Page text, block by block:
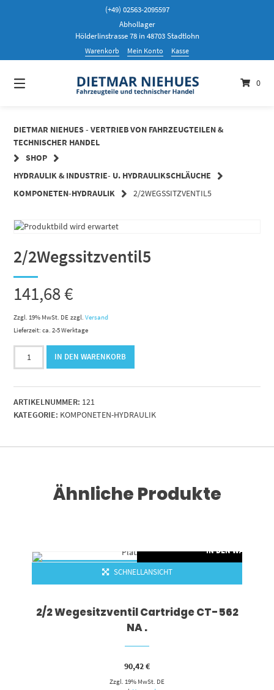
(+49) 02563-2095597
Abhollager
Hölderlinstrasse 78 in 48703 Stadtlohn
Warenkorb Mein Konto Kasse
0
DIETMAR NIEHUES - VERTRIEB VON FAHRZEUGTEILEN &
TECHNISCHER HANDEL
SHOP
HYDRAULIK & INDUSTRIE- U. HYDRAULIKSCHLÄUCHE
KOMPONETEN-HYDRAULIK
2/2WEGSSITZVENTIL5
2/2Wegssitzventil5
141,68€
Zzgl. 19% MwSt. DE zzgl.Versand
Lieferzeit: ca. 2-5 Werktage
2/2Wegssitzventil5
Menge
IN DEN WARENKORB
ARTIKELNUMMER: 121
KATEGORIE: KOMPONETEN-HYDRAULIK
Ähnliche Produkte
IN DEN
SCHNELLANSICHT
2/2 Wegesitzventil Cartridge CT-562
NA .
90,42€
Zzgl. 19% MwSt. DE